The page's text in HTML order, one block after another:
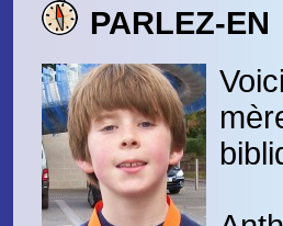
PARLEZ-EN